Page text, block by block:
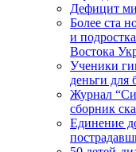
Дефицит
Более ста
и
Востока
Ученики
деньги для
Журнал
сборник
Единение